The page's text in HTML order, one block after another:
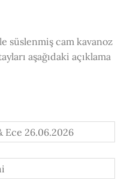
süslenmiş cam kavanoz
aşağıdaki açıklama